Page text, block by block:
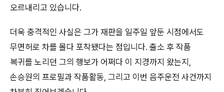
오르내리고 있습니다.
더욱 충격적인 사실은 그가 재판을 일주일 앞둔 시점에서도
무면허로 차를 몰다 포착됐다는 점입니다. 출소 후 작품
복귀를 노리던 그의 행보가 어쩌다 이 지경까지 왔는지,
손승원의 프로필과 작품활동, 그리고 이번 음주운전 사건까지